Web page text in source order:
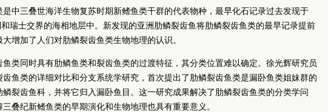
是中三叠世海洋生物复苏时期新鳍鱼类干群的代表物种，最早化石记录过去发现于
瑞士交界的海相地层中。新发现的亚洲肋鳞裂齿鱼将肋鳞裂齿鱼类的最早记录提前
增加了人们对肋鳞裂齿鱼类生物地理的认识。
鱼类同时具有肋鳞鱼类和裂齿鱼类的过渡特征，其分类位置难以确定。徐光辉研究员
齿鱼类的详细对比和分支系统学研究，首次提出了肋鳞裂齿鱼类是漏卧鱼类姐妹群的
裂齿鱼科，并将它归入漏卧鱼目。这一研究成果解决了肋鳞裂齿鱼类的分类学问
叠纪新鳍鱼类的早期演化和生物地理也具有重要意义。